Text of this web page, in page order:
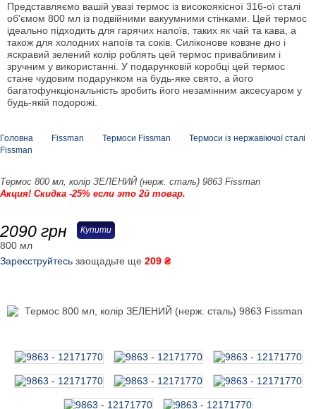
Представляємо вашій увазі термос із високоякісної 316-ої сталі
об'ємом 800 мл із подвійними вакуумними стінками. Цей термос
ідеально підходить для гарячих напоїв, таких як чай та кава, а
також для холодних напоїв та соків. Силіконове ковзне дно і
яскравий зелений колір роблять цей термос привабливим і
зручним у використанні. У подарунковій коробці цей термос
стане чудовим подарунком на будь-яке свято, а його
багатофункціональність зробить його незамінним аксесуаром у
будь-якій подорожі.
Головна Fissman Термоси Fissman
Термоси із нержавіючої сталі
Fissman
Термос 800 мл, колір ЗЕЛЕНИЙ (нерж. сталь) 9863 Fissman
Акция! Скидка -25% если это 2й товар.
2090 грн Купити
800 мл
Зареєструйтесь заощадьте ще 209 ₴